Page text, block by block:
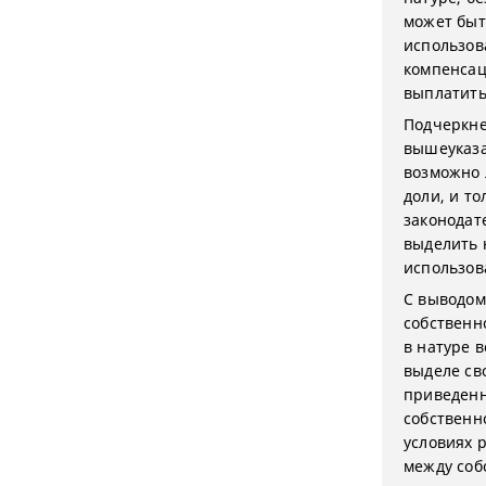
может
возможно
доли, и
выделить
С выводом
в натуре
выделе
условиях
между